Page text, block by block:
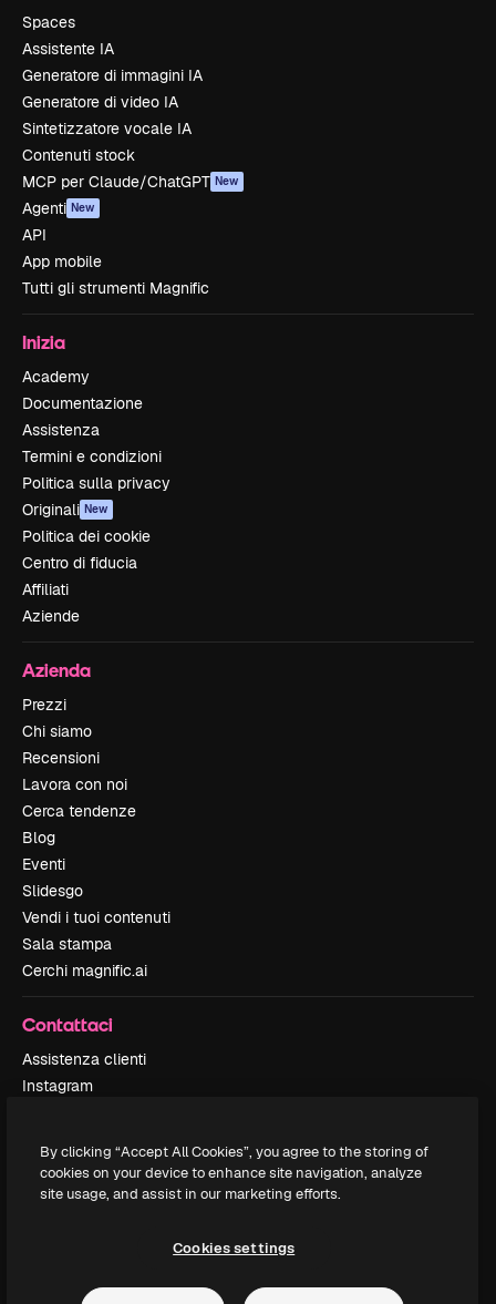
Spaces
Assistente IA
Generatore di immagini IA
Generatore di video IA
Sintetizzatore vocale IA
Contenuti stock
MCP per Claude/ChatGPT New
Agenti New
API
App mobile
Tutti gli strumenti Magnific
Inizia
Academy
Documentazione
Assistenza
Termini e condizioni
Politica sulla privacy
Originali New
Politica dei cookie
Centro di fiducia
Affiliati
Aziende
Azienda
Prezzi
Chi siamo
Recensioni
Lavora con noi
Cerca tendenze
Blog
Eventi
Slidesgo
Vendi i tuoi contenuti
Sala stampa
Cerchi magnific.ai
Contattaci
Assistenza clienti
Instagram
TikTok
Discord
By clicking “Accept All Cookies”, you agree to the storing of
cookies on your device to enhance site navigation, analyze
site usage, and assist in our marketing efforts.
Cookies settings